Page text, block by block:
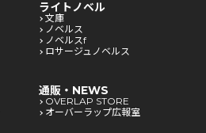
ライトノベル
文庫
ノベルス
ノベルスf
ロサージュノベルス
通販・NEWS
OVERLAP STORE
オーバーラップ広報室